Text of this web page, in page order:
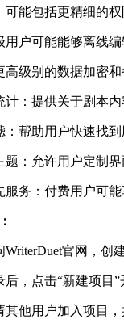
可能包括更精细的
用户可能能够离线
级别的数据加密
计：提供关于剧本
帮助用户快速找到
题：允许用户定制
服务：付费用户可
官网，创
，点击“新建项目”
他用户加入项目，